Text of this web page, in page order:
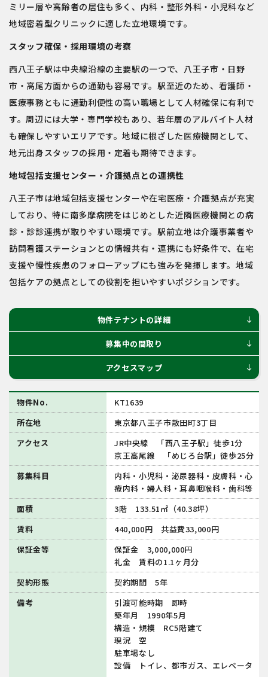
ミリー層や高齢者の居住も多く、内科・整形外科・小児科など
地域密着型クリニックに適した立地環境です。
スタッフ確保・採用環境の考察
西八王子駅は中央線沿線の主要駅の一つで、八王子市・日野
市・高尾方面からの通勤も容易です。駅至近のため、看護師・
医療事務ともに通勤利便性の高い職場として人材確保に有利で
す。周辺には大学・専門学校もあり、若年層のアルバイト人材
も確保しやすいエリアです。地域に根ざした医療機関として、
地元出身スタッフの採用・定着も期待できます。
地域包括支援センター・介護拠点との連携性
八王子市は地域包括支援センターや在宅医療・介護拠点が充実
しており、特に南多摩病院をはじめとした近隣医療機関との病
診・診診連携が取りやすい環境です。駅前立地は介護事業者や
訪問看護ステーションとの情報共有・連携にも好条件で、在宅
支援や慢性疾患のフォローアップにも強みを発揮します。地域
包括ケアの拠点としての役割を担いやすいポジションです。
物件テナントの詳細 south
募集中の間取り south
アクセスマップ south
物件No.
KT1639
所在地
東京都八王子市散田町3丁目
アクセス
JR中央線 「西八王子駅」徒歩1分
京王高尾線 「めじろ台駅」徒歩25分
募集科目
内科・小児科・泌尿器科・皮膚科・心
療内科・婦人科・耳鼻咽喉科・歯科等
面積
3階 133.51㎡（40.38坪）
賃料
440,000円 共益費33,000円
保証金等
保証金 3,000,000円
礼金 賃料の1.1ヶ月分
契約形態
契約期間 5年
備考
引渡可能時期 即時
築年月 1990年5月
構造・規模 RC5階建て
現況 空
駐車場なし
設備 トイレ、都市ガス、エレベータ